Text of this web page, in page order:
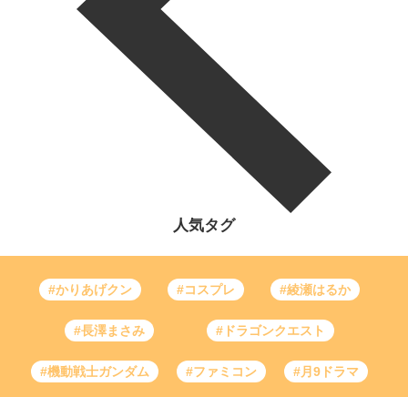
人気タグ
#かりあげクン #コスプレ #綾瀬はるか
#長澤まさみ #ドラゴンクエスト
#機動戦士ガンダム #ファミコン #月9ドラマ